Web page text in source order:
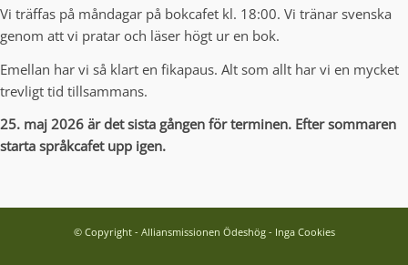
Vi träffas på måndagar på bokcafet kl. 18:00. Vi tränar svenska
genom att vi pratar och läser högt ur en bok.
Emellan har vi så klart en fikapaus. Alt som allt har vi en mycket
trevligt tid tillsammans.
25. maj 2026 är det sista gången för terminen. Efter sommaren
starta språkcafet upp igen.
© Copyright - Alliansmissionen Ödeshög - Inga Cookies